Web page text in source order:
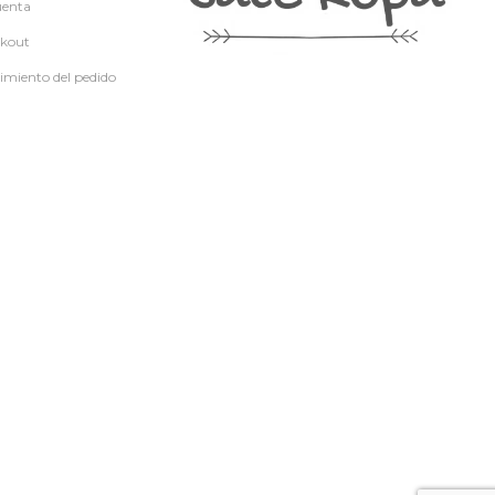
del pedido